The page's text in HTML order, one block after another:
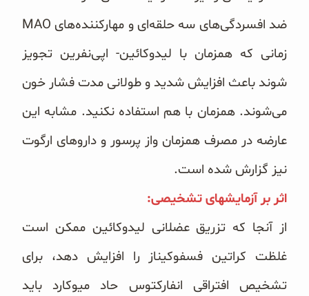
زمانی که همزمان با لیدوکائین- اپی‌نفرین تجویز
شوند باعث افزایش ‏شدید و طولانی مدت فشار خون
می‌شوند. همزمان با هم استفاده نکنید. مشابه این
عارضه در مصرف همزمان واز پرسور ‏و داروهای ارگوت
نیز گزارش شده است. ‏
اثر بر آزمایشهای تشخیصی:‏
از آنجا که تزریق عضلانی لیدوکائین ممکن است
غلظت کراتین فسفوکیناز را افزایش دهد، برای
تشخیص افتراقی ‏انفارکتوس حاد میوکارد باید